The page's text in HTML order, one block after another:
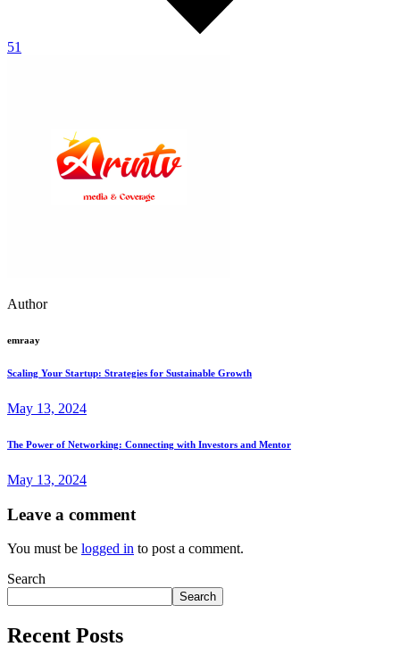
51
Author
emraay
Scaling Your Startup: Strategies for Sustainable Growth
May 13, 2024
The Power of Networking: Connecting with Investors and Mentor
May 13, 2024
Leave a comment
You must be logged in to post a comment.
Search
Search
Recent Posts